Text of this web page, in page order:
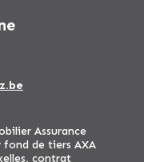
Assurance
de tiers AXA
contrat